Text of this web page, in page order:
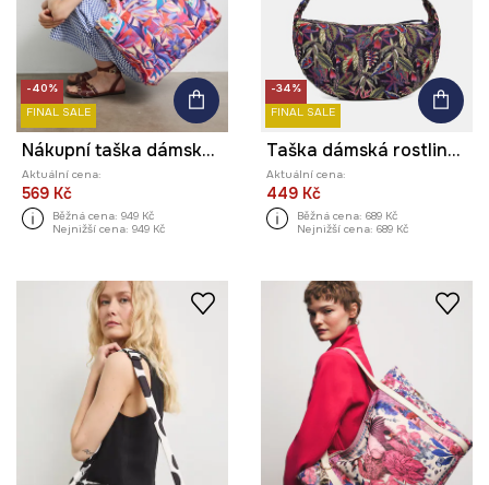
-40%
FINAL SALE
Nákupní taška dámská květinová
Aktuální cena:
569 Kč
Běžná cena: 949 Kč
Nejnižší cena: 949 Kč
-34%
FINAL SALE
Taška dámská rostlinná
Aktuální cena:
449 Kč
Běžná cena: 689 Kč
Nejnižší cena: 689 Kč